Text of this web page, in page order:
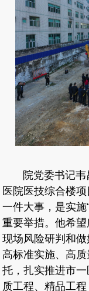
院党委书记韦
医院医技综合楼
一件大事，是实
重要举措。他希
现场风险研判和做
高标准实施、高
托，扎实推进市
质工程、精品工程